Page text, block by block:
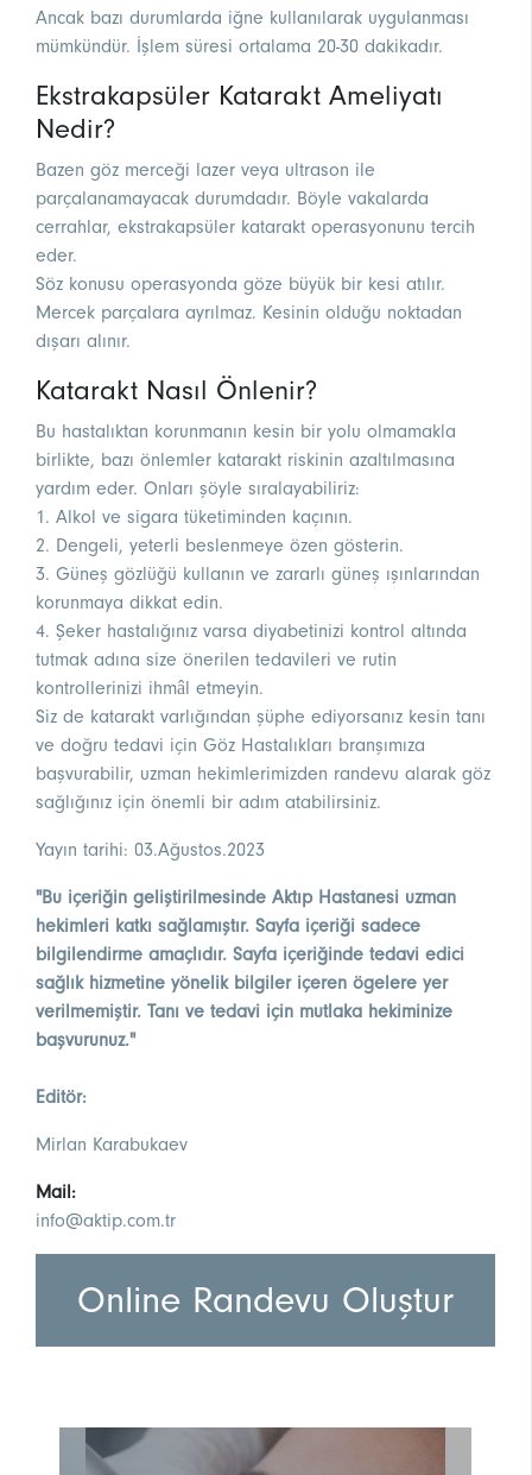
Ancak bazı durumlarda iğne kullanılarak uygulanması
mümkündür. İşlem süresi ortalama 20-30 dakikadır.
Ekstrakapsüler Katarakt Ameliyatı
Nedir?
Bazen göz merceği lazer veya ultrason ile
parçalanamayacak durumdadır. Böyle vakalarda
cerrahlar, ekstrakapsüler katarakt operasyonunu tercih
eder.
Söz konusu operasyonda göze büyük bir kesi atılır.
Mercek parçalara ayrılmaz. Kesinin olduğu noktadan
dışarı alınır.
Katarakt Nasıl Önlenir?
Bu hastalıktan korunmanın kesin bir yolu olmamakla
birlikte, bazı önlemler katarakt riskinin azaltılmasına
yardım eder. Onları şöyle sıralayabiliriz:
1. Alkol ve sigara tüketiminden kaçının.
2. Dengeli, yeterli beslenmeye özen gösterin.
3. Güneş gözlüğü kullanın ve zararlı güneş ışınlarından
korunmaya dikkat edin.
4. Şeker hastalığınız varsa diyabetinizi kontrol altında
tutmak adına size önerilen tedavileri ve rutin
kontrollerinizi ihmâl etmeyin.
Siz de katarakt varlığından şüphe ediyorsanız kesin tanı
ve doğru tedavi için Göz Hastalıkları branşımıza
başvurabilir, uzman hekimlerimizden randevu alarak göz
sağlığınız için önemli bir adım atabilirsiniz.
Yayın tarihi: 03.Ağustos.2023
"Bu içeriğin geliştirilmesinde Aktıp Hastanesi uzman
hekimleri katkı sağlamıştır. Sayfa içeriği sadece
bilgilendirme amaçlıdır. Sayfa içeriğinde tedavi edici
sağlık hizmetine yönelik bilgiler içeren ögelere yer
verilmemiştir. Tanı ve tedavi için mutlaka hekiminize
başvurunuz."
Editör:
Mirlan Karabukaev
Mail:
info@aktip.com.tr
Online Randevu Oluştur